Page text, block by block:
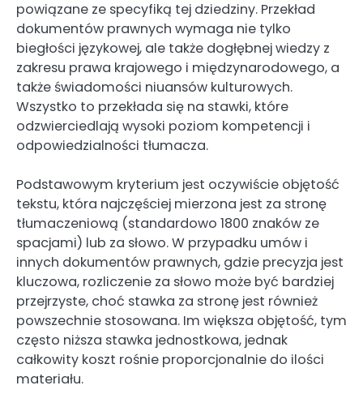
powiązane ze specyfiką tej dziedziny. Przekład
dokumentów prawnych wymaga nie tylko
biegłości językowej, ale także dogłębnej wiedzy z
zakresu prawa krajowego i międzynarodowego, a
także świadomości niuansów kulturowych.
Wszystko to przekłada się na stawki, które
odzwierciedlają wysoki poziom kompetencji i
odpowiedzialności tłumacza.
Podstawowym kryterium jest oczywiście objętość
tekstu, która najczęściej mierzona jest za stronę
tłumaczeniową (standardowo 1800 znaków ze
spacjami) lub za słowo. W przypadku umów i
innych dokumentów prawnych, gdzie precyzja jest
kluczowa, rozliczenie za słowo może być bardziej
przejrzyste, choć stawka za stronę jest również
powszechnie stosowana. Im większa objętość, tym
często niższa stawka jednostkowa, jednak
całkowity koszt rośnie proporcjonalnie do ilości
materiału.